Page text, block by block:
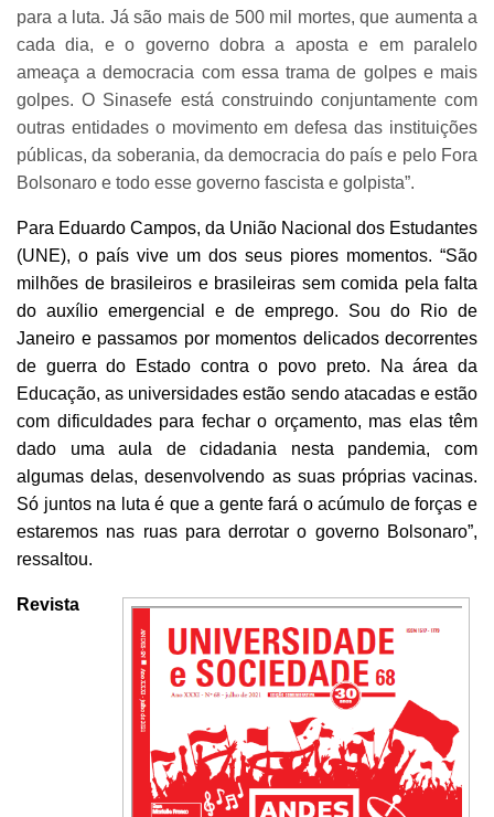
para a luta. Já são mais de 500 mil mortes, que aumenta a
cada dia, e o governo dobra a aposta e em paralelo
ameaça a democracia com essa trama de golpes e mais
golpes. O Sinasefe está construindo conjuntamente com
outras entidades o movimento em defesa das instituições
públicas, da soberania, da democracia do país e pelo Fora
Bolsonaro e todo esse governo fascista e golpista”.
Para Eduardo Campos, da União Nacional dos Estudantes
(UNE), o país vive um dos seus piores momentos. “São
milhões de brasileiros e brasileiras sem comida pela falta
do auxílio emergencial e de emprego. Sou do Rio de
Janeiro e passamos por momentos delicados decorrentes
de guerra do Estado contra o povo preto. Na área da
Educação, as universidades estão sendo atacadas e estão
com dificuldades para fechar o orçamento, mas elas têm
dado uma aula de cidadania nesta pandemia, com
algumas delas, desenvolvendo as suas próprias vacinas.
Só juntos na luta é que a gente fará o acúmulo de forças e
estaremos nas ruas para derrotar o governo Bolsonaro”,
ressaltou.
Revista